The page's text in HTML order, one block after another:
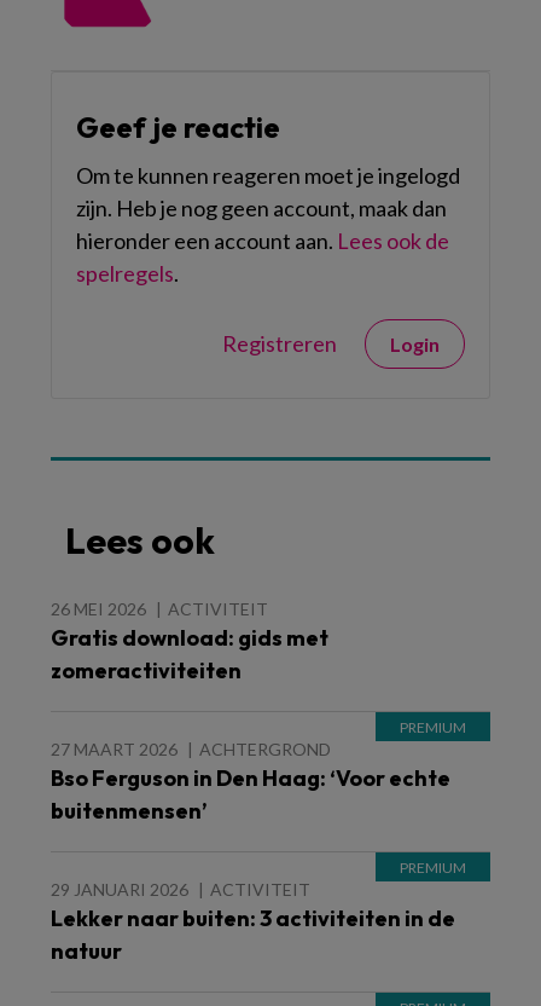
Geef je reactie
Om te kunnen reageren moet je ingelogd
zijn. Heb je nog geen account, maak dan
hieronder een account aan. Lees ook de
spelregels.
Registreren Login
Lees ook
26 MEI 2026 ACTIVITEIT
Gratis download: gids met
zomeractiviteiten
27 MAART 2026 ACHTERGROND
Bso Ferguson in Den Haag: ‘Voor echte
buitenmensen’
29 JANUARI 2026 ACTIVITEIT
Lekker naar buiten: 3 activiteiten in de
natuur